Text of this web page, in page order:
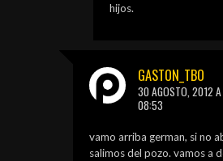
hijos.
GASTON_TBO
30 AGOSTO, 2012 A
08:53
vamo arriba german, si no
salimos del pozo. vamos a